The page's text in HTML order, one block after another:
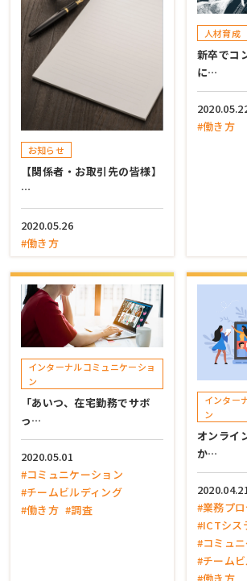
お知らせ
【関係者・お取引先の皆様】
…
2020.05.26
#働き方
人材育成
新卒でコ
に…
#働き方
インターナルコミュニケーショ
ン
「あいつ、在宅勤務でサボ
っ…
2020.05.01
#コミュニケーション
#チームビルディング
#働き方 #調査
インター
ン
オンライ
か…
#業務プ
#ICTシス
#コミュ
#チーム